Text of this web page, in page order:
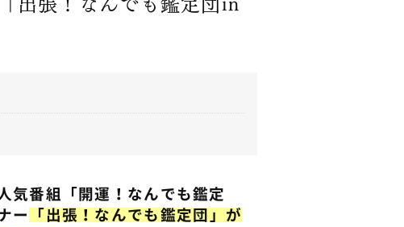
出張！なんでも鑑定団in
気番組「開運！なんでも鑑定
ー
「出張！なんでも鑑定団」が